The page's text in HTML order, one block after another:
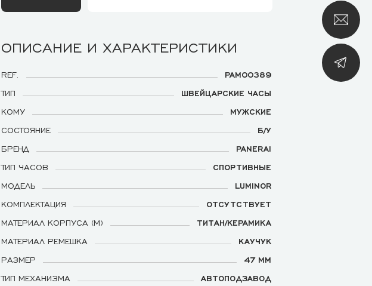
ОПИСАНИЕ И ХАРАКТЕРИСТИКИ
REF.
PAM00389
ТИП
ШВЕЙЦАРСКИЕ ЧАСЫ
КОМУ
МУЖСКИЕ
СОСТОЯНИЕ
Б/У
БРЕНД
PANERAI
ТИП ЧАСОВ
СПОРТИВНЫЕ
МОДЕЛЬ
LUMINOR
КОМПЛЕКТАЦИЯ
ОТСУТСТВУЕТ
МАТЕРИАЛ КОРПУСА (М)
ТИТАН/КЕРАМИКА
МАТЕРИАЛ РЕМЕШКА
КАУЧУК
РАЗМЕР
47 ММ
ТИП МЕХАНИЗМА
АВТОПОДЗАВОД